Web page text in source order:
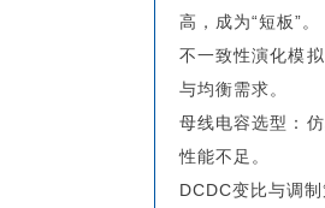
高，成为“短板”。
不一致性演化模
与均衡需求。
母线电容选型：
性能不足。
DCDC变比与调